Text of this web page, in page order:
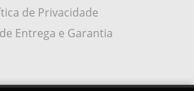
de Privacidade
Entrega e Garantia